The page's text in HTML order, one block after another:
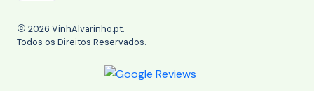
2026 VinhAlvarinho.pt.
Todos os Direitos Reservados.